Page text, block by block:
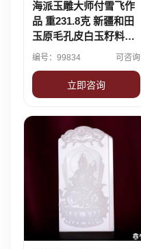
海派玉雕大师付雪飞作
品 重231.8克 新疆和田
玉原毛孔皮白玉籽料摆
件 韦陀天尊
编号：99834 可咨询
立即咨询